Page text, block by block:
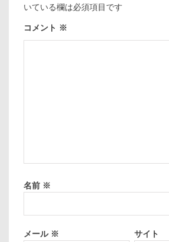
いている欄は必須項目です
コメント ※
名前 ※
メール ※ サイト